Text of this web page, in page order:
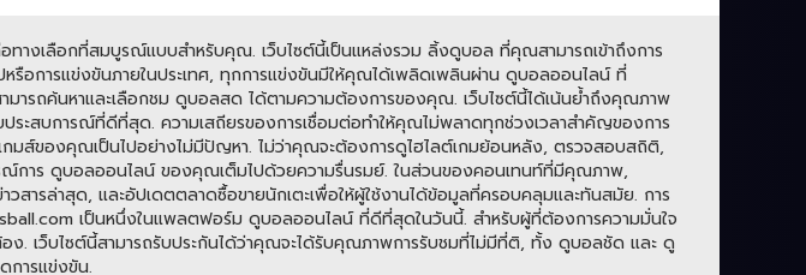
างเลือกที่สมบูรณ์แบบสำหรับคุณ. เว็บไซต์นี้เป็นแหล่งรวม ลิ้งดูบอล ที่คุณสามารถเข้าถึงการ
รือการแข่งขันภายในประเทศ, ทุกการแข่งขันมีให้คุณได้เพลิดเพลินผ่าน ดูบอลออนไลน์ ที่
รถค้นหาและเลือกชม ดูบอลสด ได้ตามความต้องการของคุณ. เว็บไซต์นี้ได้เน้นย้ำถึงคุณภาพ
ะสบการณ์ที่ดีที่สุด. ความเสถียรของการเชื่อมต่อทำให้คุณไม่พลาดทุกช่วงเวลาสำคัญของการ
ส์ของคุณเป็นไปอย่างไม่มีปัญหา. ไม่ว่าคุณจะต้องการดูไฮไลต์เกมย้อนหลัง, ตรวจสอบสถิติ,
ณ์การ ดูบอลออนไลน์ ของคุณเต็มไปด้วยความรื่นรมย์. ในส่วนของคอนเทนท์ที่มีคุณภาพ,
สารล่าสุด, และอัปเดตตลาดซื้อขายนักเตะเพื่อให้ผู้ใช้งานได้ข้อมูลที่ครอบคลุมและทันสมัย. การ
เป็นหนึ่งในแพลตฟอร์ม ดูบอลออนไลน์ ที่ดีที่สุดในวันนี้. สำหรับผู้ที่ต้องการความมั่นใจ
. เว็บไซต์นี้สามารถรับประกันได้ว่าคุณจะได้รับคุณภาพการรับชมที่ไม่มีที่ติ, ทั้ง ดูบอลชัด และ ดู
ารแข่งขัน.